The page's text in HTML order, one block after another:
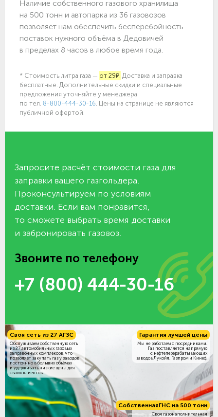
Наличие собственного газового хранилища
на 500 тонн и автопарка из 36 газовозов
позволяет нам обеспечить бесперебойность
поставок нужного объёма в Дедовичей
в пределах 8 часов в любое время года.
* Стоимость литра газа — от 29₽. Доставка и заправка
бесплатные. Дополнительные скидки и специальные
предложения уточняйте у менеджера
по тел. 8-800-444-30-16 . Цены на странице не являются
публичной офертой.
Запросите расчёт стоимости газа для
заправки вашего газгольдера.
Проконсультируем по условиям
доставки. Если вам понравится,
то сможете выбрать время доставки
и забронировать газовоз.
Звоните по телефону
+7 (800) 444-30-16
СобственнаяГНС на 500 тонн
Своя газонаполнительная
Своя сеть из 27 АГЗС
Обслуживаем собственную сеть
из 27 автомобильных газовых
заправочных комплексов, что
позволяет закупать газ у заводов
постоянно в больших объёмах
и удерживать низкие цены для
своих клиентов.
Гарантия лучшей цены
Мы не работаем с посредниками.
Газ поставляется напрямую
с нефтеперерабатывающих
заводов Лукойл, Газпром и Кинеф.